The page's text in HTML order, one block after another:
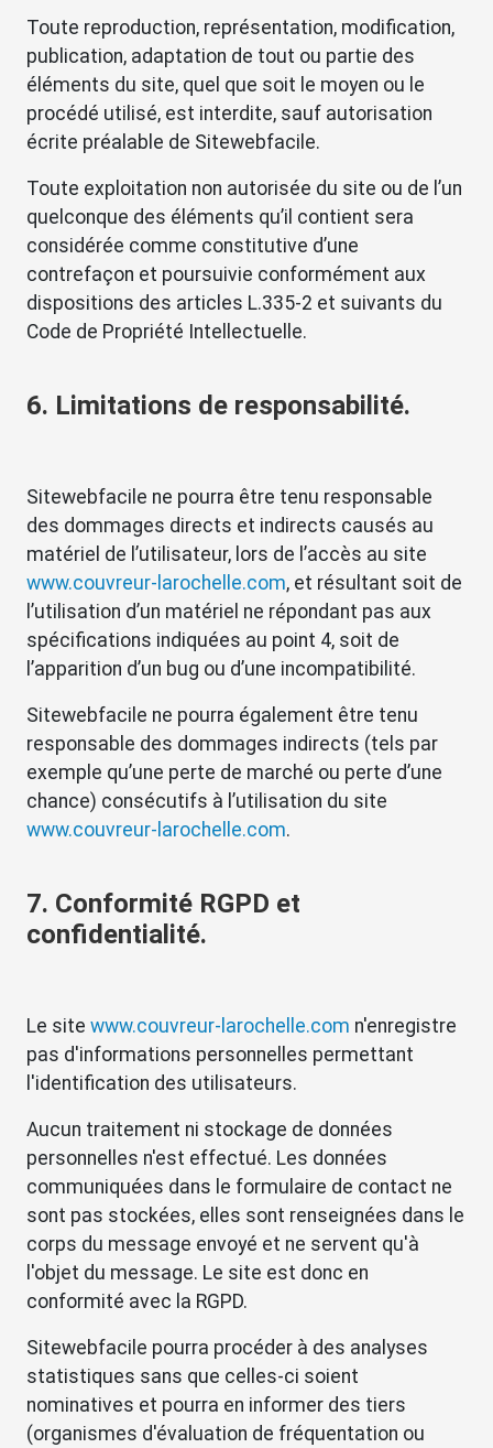
Toute reproduction, représentation, modification,
publication, adaptation de tout ou partie des
éléments du site, quel que soit le moyen ou le
procédé utilisé, est interdite, sauf autorisation
écrite préalable de Sitewebfacile.
Toute exploitation non autorisée du site ou de l’un
quelconque des éléments qu’il contient sera
considérée comme constitutive d’une
contrefaçon et poursuivie conformément aux
dispositions des articles L.335-2 et suivants du
Code de Propriété Intellectuelle.
6. Limitations de responsabilité.
Sitewebfacile ne pourra être tenu responsable
des dommages directs et indirects causés au
matériel de l’utilisateur, lors de l’accès au site
www.couvreur-larochelle.com, et résultant soit de
l’utilisation d’un matériel ne répondant pas aux
spécifications indiquées au point 4, soit de
l’apparition d’un bug ou d’une incompatibilité.
Sitewebfacile ne pourra également être tenu
responsable des dommages indirects (tels par
exemple qu’une perte de marché ou perte d’une
chance) consécutifs à l’utilisation du site
www.couvreur-larochelle.com.
7. Conformité RGPD et
confidentialité.
Le site www.couvreur-larochelle.com n'enregistre
pas d'informations personnelles permettant
l'identification des utilisateurs.
Aucun traitement ni stockage de données
personnelles n'est effectué. Les données
communiquées dans le formulaire de contact ne
sont pas stockées, elles sont renseignées dans le
corps du message envoyé et ne servent qu'à
l'objet du message. Le site est donc en
conformité avec la RGPD.
Sitewebfacile pourra procéder à des analyses
statistiques sans que celles-ci soient
nominatives et pourra en informer des tiers
(organismes d'évaluation de fréquentation ou